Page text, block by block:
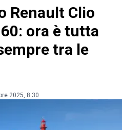
Renault Clio
ora è tutta
tra le
2025, 8.30